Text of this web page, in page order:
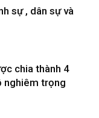
sự , dân sự và
chia thành 4
nghiêm trọng